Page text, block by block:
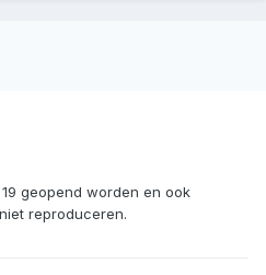
geopend worden en ook
reproduceren.